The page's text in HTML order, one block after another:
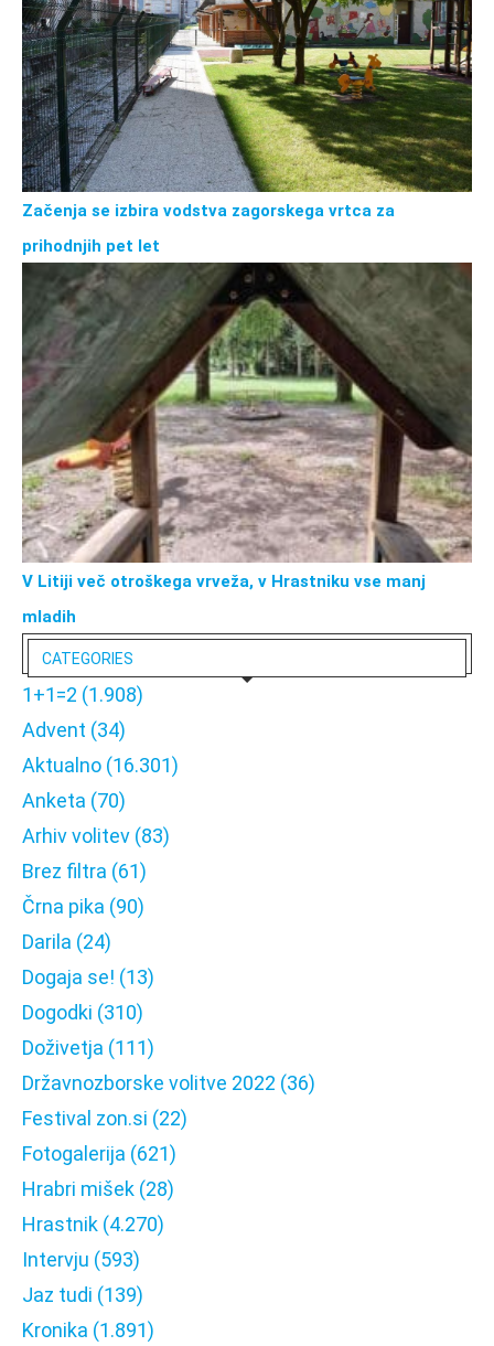
Začenja se izbira vodstva zagorskega vrtca za
prihodnjih pet let
V Litiji več otroškega vrveža, v Hrastniku vse manj
mladih
CATEGORIES
1+1=2 (1.908)
Advent (34)
Aktualno (16.301)
Anketa (70)
Arhiv volitev (83)
Brez filtra (61)
Črna pika (90)
Darila (24)
Dogaja se! (13)
Dogodki (310)
Doživetja (111)
Državnozborske volitve 2022 (36)
Festival zon.si (22)
Fotogalerija (621)
Hrabri mišek (28)
Hrastnik (4.270)
Intervju (593)
Jaz tudi (139)
Kronika (1.891)